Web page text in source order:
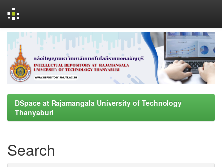
navigation
DSpace at Rajamangala University of Technology
Thanyaburi
Search